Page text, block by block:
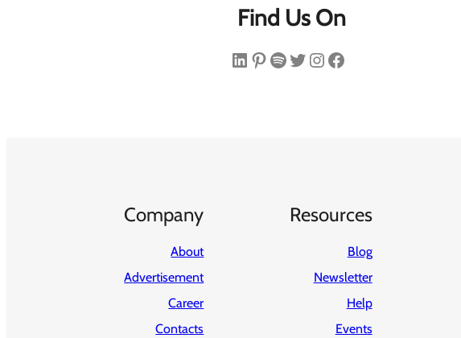
Find Us On
فیس‌بوک اینستاگرم توییتر اسپاتیفای پینترست لینکداین
Resources
Blog
Newsletter
Help
Events
Company
About
Advertisement
Career
Contacts